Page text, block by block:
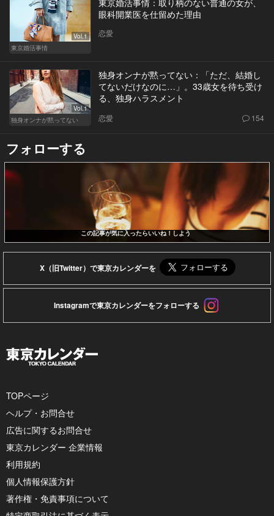
Vol.1
東京婚活事情
眼科開業医を仕留めた理由
恋愛
Vol.1
独身オンナが黙ってない
独身オンナが黙ってない：「ただ、結婚し
てないだけなのに…」。33歳女を待ち受け
る、独身ハラスメント
恋愛 154
フォローする
この記事が気に入ったらいいね！しよう
X（旧Twitter）で東京カレンダーを
Instagramで東京カレンダーをフォローする
TOPページ
ヘルプ・お問合せ
広告に関するお問合せ
東京カレンダー 企業情報
利用規約
個人情報保護方針
著作権・免責事項について